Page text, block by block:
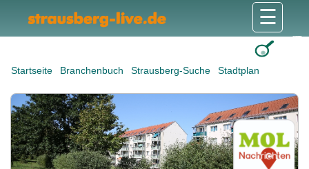
Startseite Branchenbuch Strausberg-Suche Stadtplan
☰